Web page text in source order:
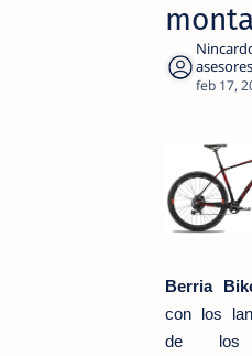
Berria
con los
de los